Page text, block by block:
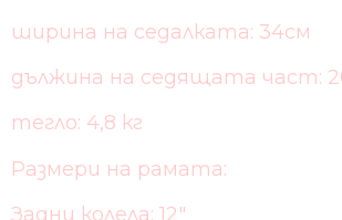
ширина на седалката: 34см
дължина на седящата част:
тегло: 4,8 кг
Размери на рамата:
Задни колела: 12″